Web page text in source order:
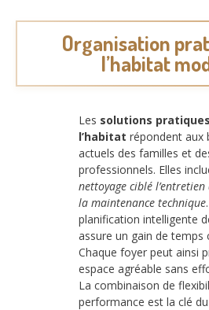
Organisation
l’habitat
Les solutions
l’habitat répondent aux
actuels des familles et
professionnels. Elles
nettoyage ciblé
la maintenance technique.
planification intelligente
assure un gain de temps
Chaque foyer peut ainsi
espace agréable sans
La combinaison de
performance est la clé